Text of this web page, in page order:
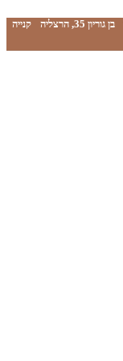
בן גוריון 35, הרצליה
קנייה